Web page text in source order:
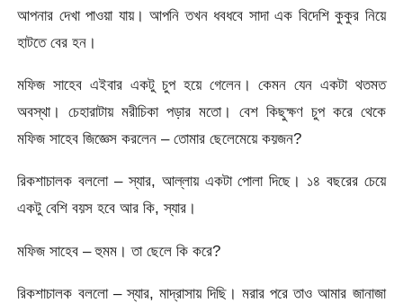
আপনার দেখা পাওয়া যায়। আপনি তখন ধবধবে সাদা এক বিদেশি কুকুর নিয়ে
হাটতে বের হন।
মফিজ সাহেব এইবার একটু চুপ হয়ে গেলেন। কেমন যেন একটা থতমত
অবস্থা। চেহারাটায় মরীচিকা পড়ার মতো। বেশ কিছুক্ষণ চুপ করে থেকে
মফিজ সাহেব জিজ্ঞেস করলেন – তোমার ছেলেমেয়ে কয়জন?
রিকশাচালক বললো – স্যার, আল্লায় একটা পোলা দিছে। ১৪ বছরের চেয়ে
একটু বেশি বয়স হবে আর কি, স্যার।
মফিজ সাহেব – হুমম। তা ছেলে কি করে?
রিকশাচালক বললো – স্যার, মাদ্রাসায় দিছি। মরার পরে তাও আমার জানাজা